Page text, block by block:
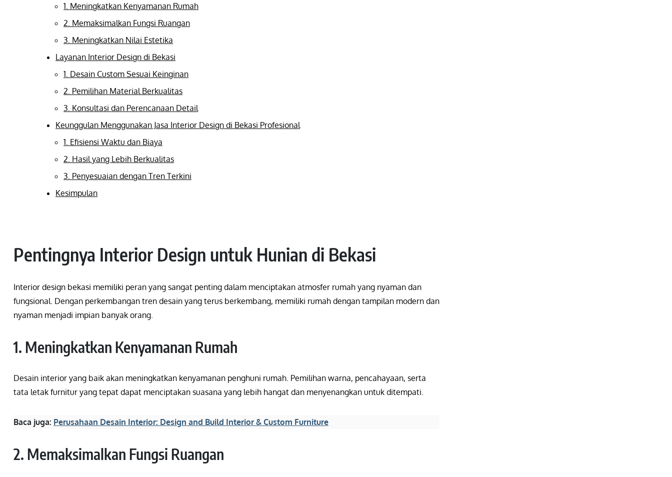
1. Meningkatkan Kenyamanan Rumah
2. Memaksimalkan Fungsi Ruangan
3. Meningkatkan Nilai Estetika
Layanan Interior Design di Bekasi
1. Desain Custom Sesuai Keinginan
2. Pemilihan Material Berkualitas
3. Konsultasi dan Perencanaan Detail
Keunggulan Menggunakan Jasa Interior Design di Bekasi Profesional
1. Efisiensi Waktu dan Biaya
2. Hasil yang Lebih Berkualitas
3. Penyesuaian dengan Tren Terkini
Kesimpulan
Pentingnya Interior Design untuk Hunian di Bekasi
Interior design bekasi memiliki peran yang sangat penting dalam menciptakan atmosfer rumah yang nyaman dan
fungsional. Dengan perkembangan tren desain yang terus berkembang, memiliki rumah dengan tampilan modern dan
nyaman menjadi impian banyak orang.
1. Meningkatkan Kenyamanan Rumah
Desain interior yang baik akan meningkatkan kenyamanan penghuni rumah. Pemilihan warna, pencahayaan, serta
tata letak furnitur yang tepat dapat menciptakan suasana yang lebih hangat dan menyenangkan untuk ditempati.
Baca juga: Perusahaan Desain Interior: Design and Build Interior & Custom Furniture
2. Memaksimalkan Fungsi Ruangan